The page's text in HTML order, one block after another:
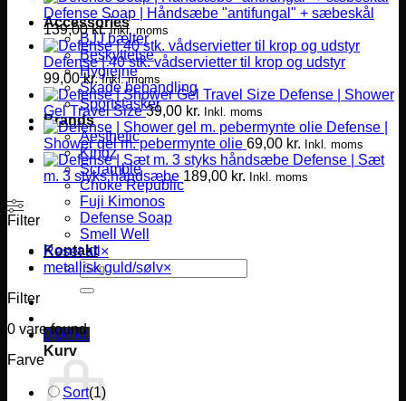
Accessories
BJJ bælter
Beskyttelse
Hygiejne
Skade behandling
Sportstasker
Brands
Aesthetic
Kingz
Scramble
Choke Republic
Fuji Kimonos
Defense Soap
Smell Well
Kontakt
Søg
efter:
0,00 kr.
Kurv
Defense Soap | Håndsæbe "antifungal" + sæbeskål
139,00kr. Inkl. moms
Defense | 40 stk. vådservietter til krop og udstyr
99,00kr. Inkl. moms
Defense | Shower
Gel Travel Size 39,00 kr. Inkl. moms
Defense |
Shower gel m. pebermynte olie 69,00 kr. Inkl. moms
Defense | Sæt
m. 3 styks håndsæbe 189,00 kr. Inkl. moms
Filter
Reset all ×
metallisk guld/sølv×
Filter
0 vare found
Farve
Sort(1)